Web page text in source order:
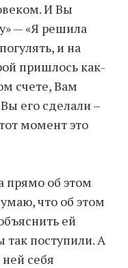
И Вы
— «Я решила
и на
пришлось как-
счете, Вам
его сделали –
момент это
прямо об этом
что об этом
ей
поступили. А
себя